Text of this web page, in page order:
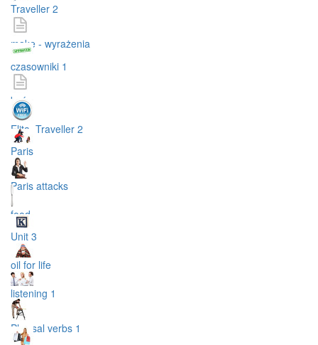
Traveller 2
make - wyrażenia
czasowniki 1
być
Elita, Traveller 2
Paris
Paris attacks
food
Unit 3
oil for life
listening 1
Phrasal verbs 1